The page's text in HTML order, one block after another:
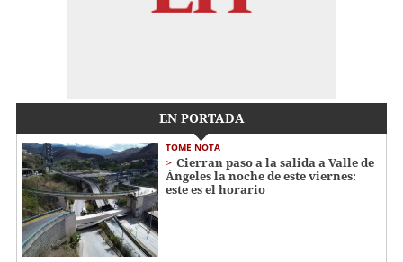
EN PORTADA
TOME NOTA
Cierran paso a la salida a Valle de
Ángeles la noche de este viernes:
este es el horario